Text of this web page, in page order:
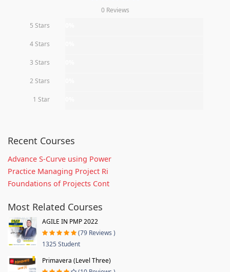
0 Reviews
5 Stars
4 Stars
3 Stars
2 Stars
1 Star
Recent Courses
Advance S-Curve using Power
Practice Managing Project Ri
Foundations of Projects Cont
Most Related Courses
AGILE IN PMP 2022
(79 Reviews )
1325 Student
Primavera (Level Three)